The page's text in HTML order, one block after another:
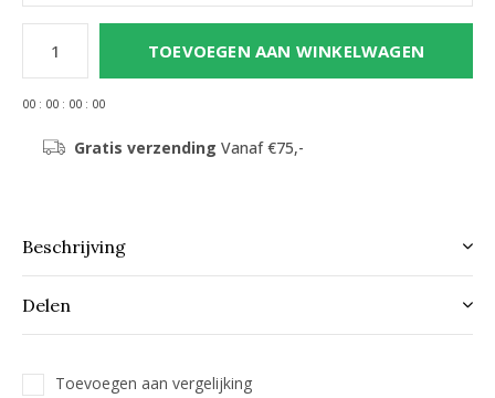
TOEVOEGEN AAN WINKELWAGEN
00 : 00 : 00 : 00
Gratis verzending Vanaf €75,-
Beschrijving
Delen
Toevoegen aan vergelijking